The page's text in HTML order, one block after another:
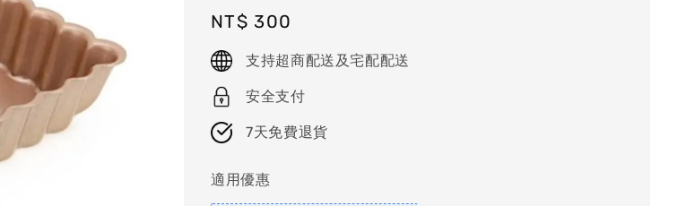
Regular
price
NT$ 300
支持超商配送及宅配配送
安全支付
7天免費退貨
適用優惠